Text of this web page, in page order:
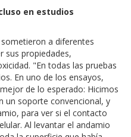
en estudios
a diferentes
sus propiedades,
"En todas las pruebas
En uno de los ensayos,
de lo esperado: Hicimos
un soporte convencional, y
para ver si el contacto
Al levantar el andamio